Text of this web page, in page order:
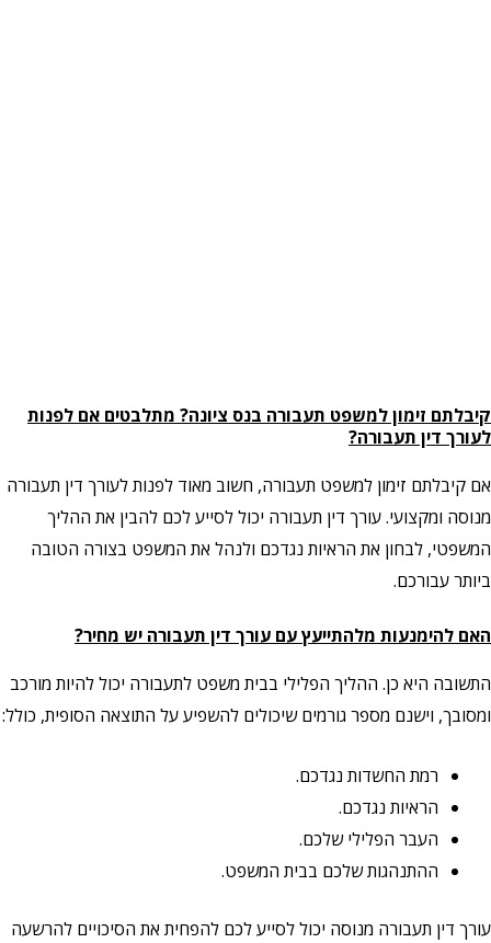
קיבלתם זימון למשפט תעבורה בנס ציונה? מתלבטים אם לפנות
לעורך דין תעבורה?
אם קיבלתם זימון למשפט תעבורה, חשוב מאוד לפנות לעורך דין תעבורה
מנוסה ומקצועי. עורך דין תעבורה יכול לסייע לכם להבין את ההליך
המשפטי, לבחון את הראיות נגדכם ולנהל את המשפט בצורה הטובה
ביותר עבורכם.
האם להימנעות מלהתייעץ עם עורך דין תעבורה יש מחיר?
התשובה היא כן. ההליך הפלילי בבית משפט לתעבורה יכול להיות מורכב
ומסובך, וישנם מספר גורמים שיכולים להשפיע על התוצאה הסופית, כולל:
רמת החשדות נגדכם.
הראיות נגדכם.
העבר הפלילי שלכם.
ההתנהגות שלכם בבית המשפט.
עורך דין תעבורה מנוסה יכול לסייע לכם להפחית את הסיכויים להרשעה